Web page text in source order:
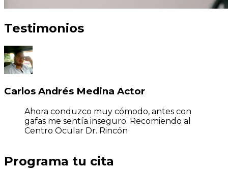
Testimonios
Carlos Andrés Medina Actor
Ahora conduzco muy cómodo, antes con
gafas me sentía inseguro. Recomiendo al
Centro Ocular Dr. Rincón
Programa tu cita